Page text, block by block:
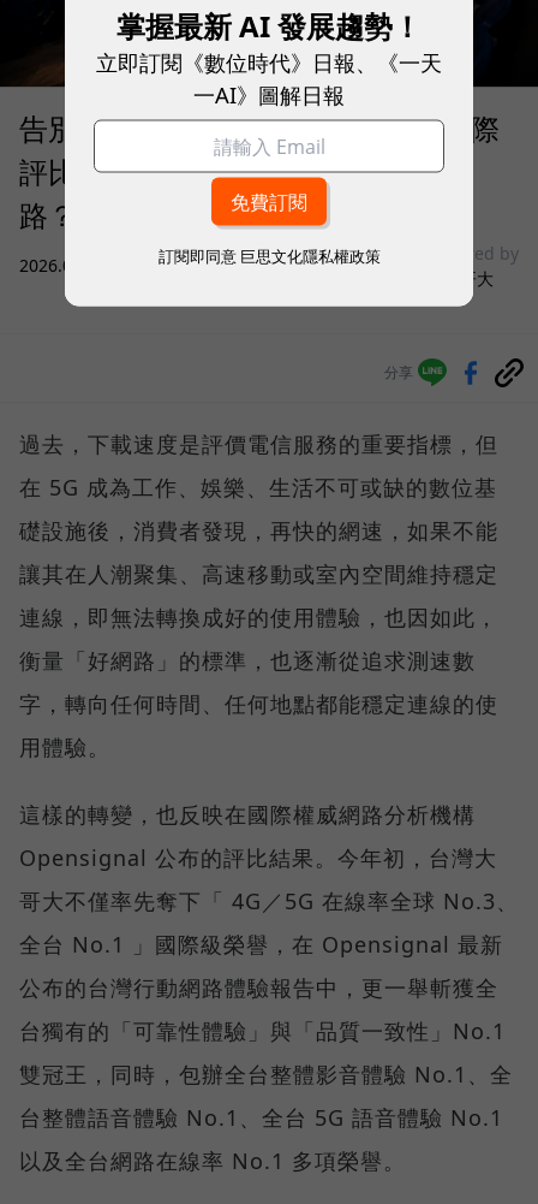
告別「極速迷思」！Opensignal 國際
評比揭密：什麼才是 5G 時代的好網
路？
2026.08.03 3C生活
sponsored by
台灣大哥大
分享
過去，下載速度是評價電信服務的重要指標，但
在 5G 成為工作、娛樂、生活不可或缺的數位基
礎設施後，消費者發現，再快的網速，如果不能
讓其在人潮聚集、高速移動或室內空間維持穩定
連線，即無法轉換成好的使用體驗，也因如此，
衡量「好網路」的標準，也逐漸從追求測速數
字，轉向任何時間、任何地點都能穩定連線的使
用體驗。
這樣的轉變，也反映在國際權威網路分析機構
Opensignal 公布的評比結果。今年初，台灣大
哥大不僅率先奪下「 4G／5G 在線率全球 No.3、
全台 No.1 」國際級榮譽，在 Opensignal 最新
公布的台灣行動網路體驗報告中，更一舉斬獲全
台獨有的「可靠性體驗」與「品質一致性」No.1
雙冠王，同時，包辦全台整體影音體驗 No.1、全
台整體語音體驗 No.1、全台 5G 語音體驗 No.1
以及全台網路在線率 No.1 多項榮譽。
掌握最新 AI 發展趨勢！
立即訂閱《數位時代》日報、《一天
一AI》圖解日報
訂閱即同意 巨思文化隱私權政策